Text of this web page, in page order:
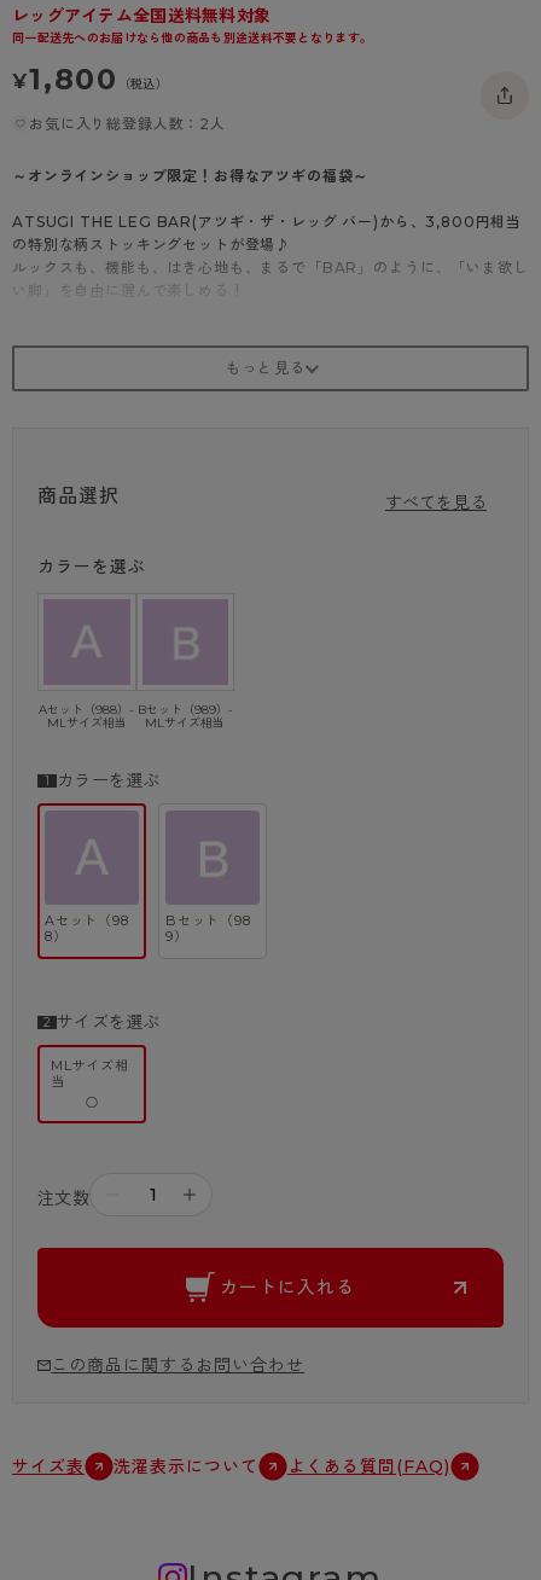
ソックス・靴下
レギンス・スパッツ
- タンクトップ
- カップ付きインナー
CLINICAL
ハイジュニ
お問い合わせについて
レッグアイテム全国送料無料対象
同一配送先へのお届けなら他の商品も別途送料不要となります。
¥1,800 （税込）
お気に入り総登録人数：2人
～オンラインショップ限定！お得なアツギの福袋～
ATSUGI THE LEG BAR(アツギ・ザ・レッグ バー)から、3,800円相当
の特別な柄ストッキングセットが登場♪
ルックスも、機能も、はき心地も、まるで「BAR」のように、「いま欲し
い脚」を自由に選んで楽しめる！
これからの時期におすすめのアイテムを、シークレット含む3枚セットに
華やかさをプラスしたいセレモニースタイルにおすすめ！
チ。
【Bセット】
左足首にクリスタルが輝く繊細なデザイン。
パンツスタイルに合わせてチラ見せもおすすめ！
履くだけで肌もネイルもキレイに魅せる！パッと目を惹く涼しげなブル
Aセットとは異なるデザインです。
～ご留意事項～
※シークレットの内容は両セット同等価格の商品アソートとなっておりま
※サイズはML、ひざ下丈は22－25㎝のみとなります。
※カラーはすべてベージュになります。
※特別セットのため不良品以外の返品・交換は対応いたしかねます。
商品選択 すべてを見る
カラーを選ぶ
Aセット（988）-
MLサイズ相当
Bセット（989）-
MLサイズ相当
カラーを選ぶ
Aセット（98
8）
Bセット（98
9）
サイズを選ぶ
MLサイズ相
当
○
注文数 ＋
カートに入れる
この商品に関するお問い合わせ
サイズ表 洗濯表示について よくある質問(FAQ)